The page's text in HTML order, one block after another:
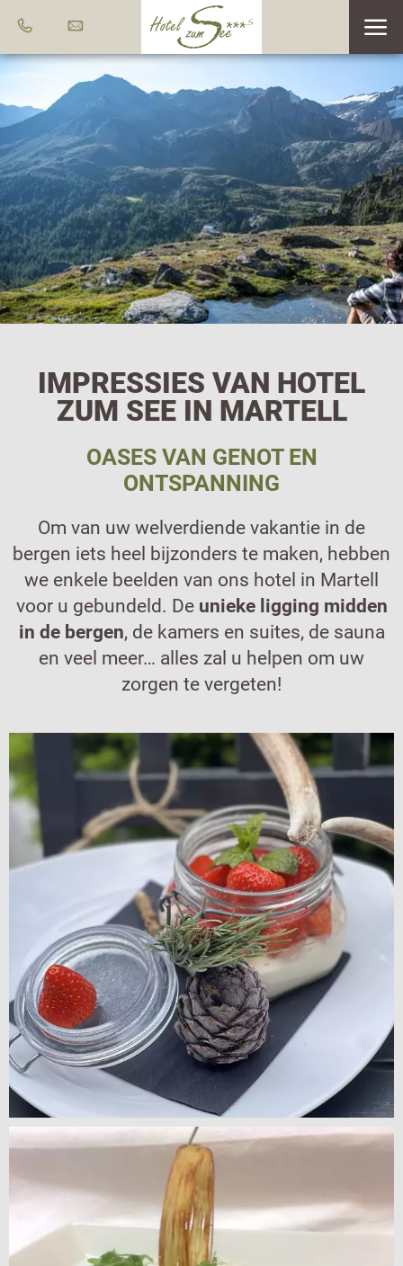
IMPRESSIES VAN HOTEL
ZUM SEE IN MARTELL
OASES VAN GENOT EN
ONTSPANNING
Om van uw welverdiende vakantie in de
bergen iets heel bijzonders te maken, hebben
we enkele beelden van ons hotel in Martell
voor u gebundeld. De unieke ligging midden
in de bergen, de kamers en suites, de sauna
en veel meer… alles zal u helpen om uw
zorgen te vergeten!